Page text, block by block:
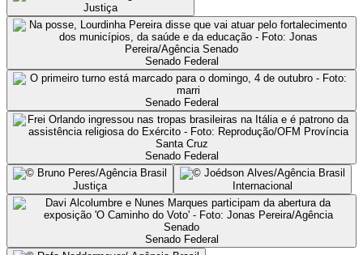
Justiça
Senado Federal
Senado Federal
Senado Federal
Justiça Internacional
Senado Federal